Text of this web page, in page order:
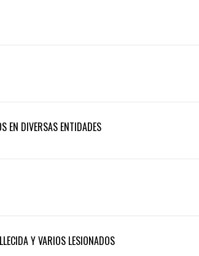
EN DIVERSAS ENTIDADES
Y VARIOS LESIONADOS